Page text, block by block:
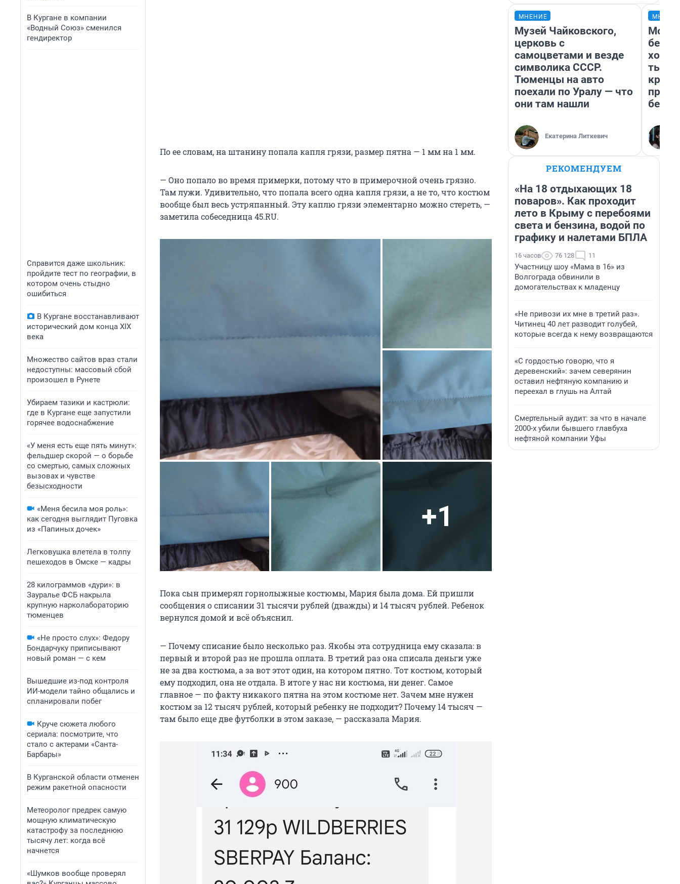
В Кургане в компании
«Водный Союз» сменился
гендиректор
Справится даже школьник:
пройдите тест по географии, в
котором очень стыдно
ошибиться
В Кургане восстанавливают
исторический дом конца XIX
века
Множество сайтов враз стали
недоступны: массовый сбой
произошел в Рунете
Убираем тазики и кастрюли:
где в Кургане еще запустили
горячее водоснабжение
«У меня есть еще пять минут»:
фельдшер скорой — о борьбе
со смертью, самых сложных
вызовах и чувстве
безысходности
«Меня бесила моя роль»:
как сегодня выглядит Пуговка
из «Папиных дочек»
Легковушка влетела в толпу
пешеходов в Омске — кадры
28 килограммов «дури»: в
Зауралье ФСБ накрыла
крупную нарколабораторию
тюменцев
«Не просто слух»: Федору
Бондарчуку приписывают
новый роман — с кем
Вышедшие из-под контроля
ИИ-модели тайно общались и
спланировали побег
Круче сюжета любого
сериала: посмотрите, что
стало с актерами «Санта-
Барбары»
В Курганской области отменен
режим ракетной опасности
Метеоролог предрек самую
мощную климатическую
катастрофу за последнюю
тысячу лет: когда всё
начнется
«Шумков вообще проверял
По ее словам, на штанину попала капля грязи, размер пятна — 1 мм на 1 мм.
— Оно попало во время примерки, потому что в примерочной очень грязно.
Там лужи. Удивительно, что попала всего одна капля грязи, а не то, что костюм
вообще был весь устряпанный. Эту каплю грязи элементарно можно стереть, —
заметила собеседница 45.RU.
+1
Пока сын примерял горнолыжные костюмы, Мария была дома. Ей пришли
сообщения о списании 31 тысячи рублей (дважды) и 14 тысяч рублей. Ребенок
вернулся домой и всё объяснил.
— Почему списание было несколько раз. Якобы эта сотрудница ему сказала: в
первый и второй раз не прошла оплата. В третий раз она списала деньги уже
не за два костюма, а за вот этот один, на котором пятно. Тот костюм, который
ему подходил, она не отдала. В итоге у нас ни костюма, ни денег. Самое
главное — по факту никакого пятна на этом костюме нет. Зачем мне нужен
костюм за 12 тысяч рублей, который ребенку не подходит? Почему 14 тысяч —
там было еще две футболки в этом заказе, — рассказала Мария.
МНЕНИЕ
Музей Чайковского,
церковь с
самоцветами и везде
символика СССР.
Тюменцы на авто
поехали по Уралу — что
они там нашли
Екатерина Литкевич
Мой
РЕКОМЕНДУЕМ
«На 18 отдыхающих 18
поваров». Как проходит
лето в Крыму с перебоями
света и бензина, водой по
графику и налетами БПЛА
16 часов 76 128 11
Участницу шоу «Мама в 16» из
Волгограда обвинили в
домогательствах к младенцу
«Не привози их мне в третий раз».
Читинец 40 лет разводит голубей,
которые всегда к нему возвращаются
«С гордостью говорю, что я
деревенский»: зачем северянин
оставил нефтяную компанию и
переехал в глушь на Алтай
Смертельный аудит: за что в начале
2000-х убили бывшего главбуха
нефтяной компании Уфы